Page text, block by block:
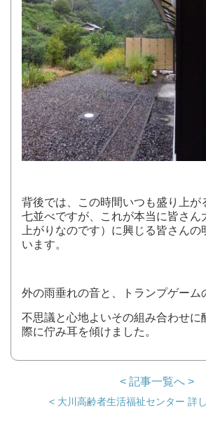
背後では、この時間いつも盛り上が
七並べですが、これが本当に皆さん
上がりなのです）に興じる皆さんの
います。
外の雨垂れの音と、トランプゲー
不思議と心地よいその組み合わせに
際に佇み耳を傾けました。
< 記事一覧へ >
< 大川高齢者生活福祉センター 詳